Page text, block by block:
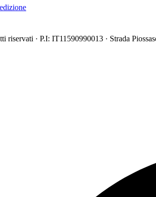
riservati · P.I: IT11590990013 · Strada